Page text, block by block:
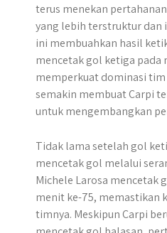
terus menekan
yang lebih terstruktur dan
ini membuahkan hasil
mencetak gol ketiga pada
memperkuat dominasi
semakin membuat Carpi
untuk mengembangkan
Tidak lama setelah gol
mencetak gol melalui
Michele Larosa mencetak
menit ke-75, memastikan
timnya. Meskipun Carpi